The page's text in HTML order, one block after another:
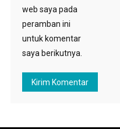
web saya pada
peramban ini
untuk komentar
saya berikutnya.